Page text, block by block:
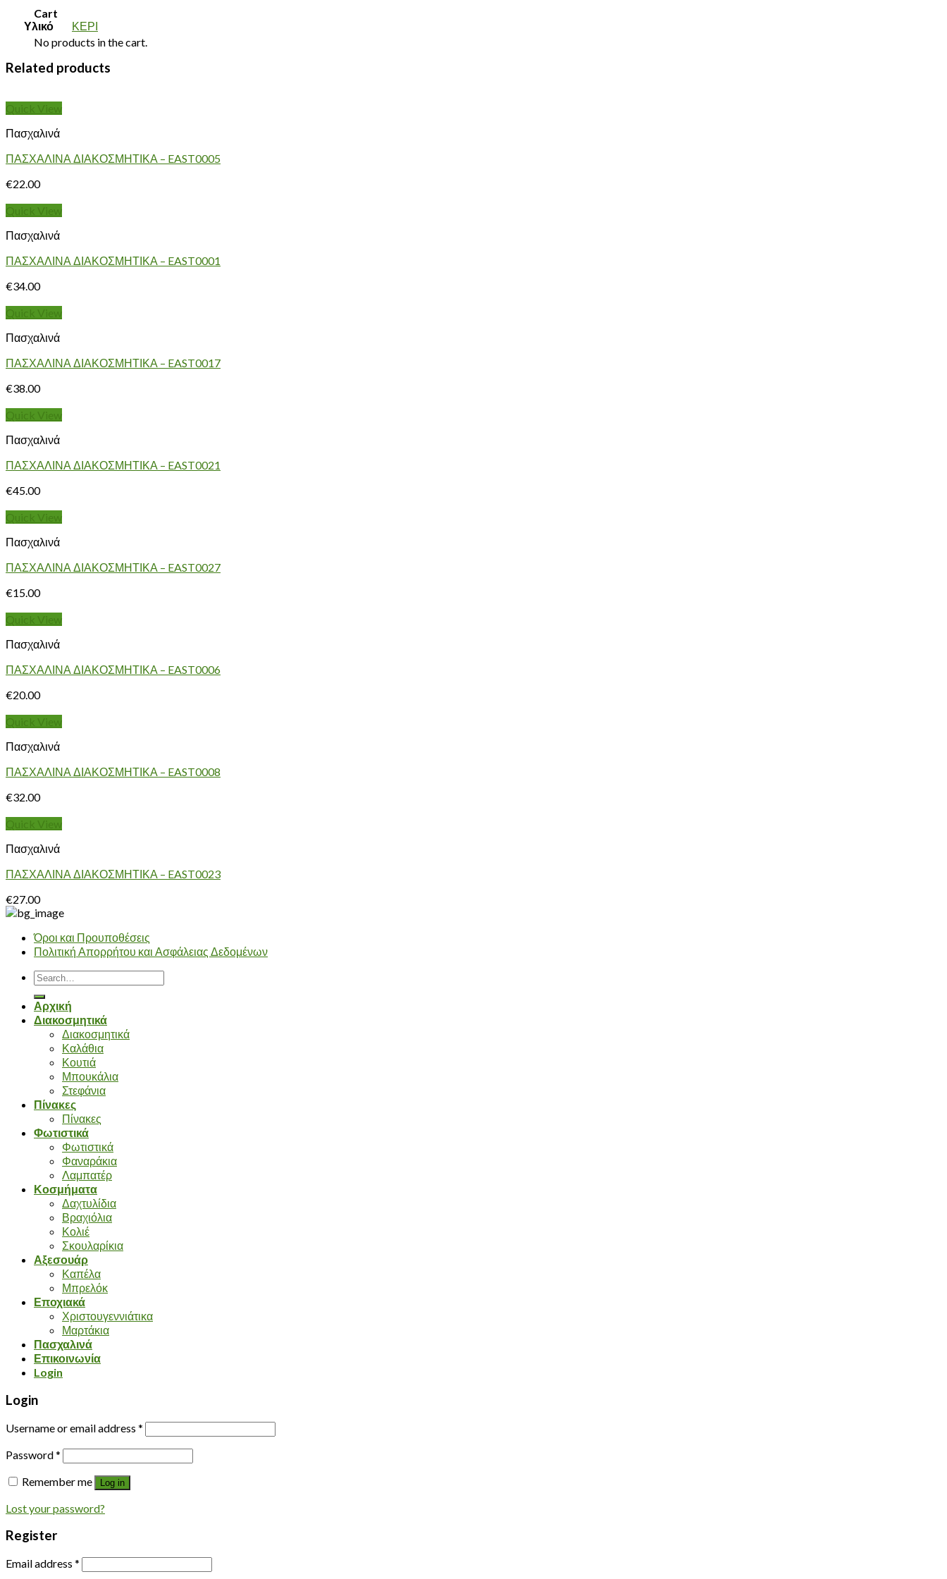
Cart
No products in the cart.
Υλικό ΚΕΡΙ
Related products
Quick View
Πασχαλινά
ΠΑΣΧΑΛΙΝΑ ΔΙΑΚΟΣΜΗΤΙΚΑ – EAST0005
€22.00
Quick View
Πασχαλινά
ΠΑΣΧΑΛΙΝΑ ΔΙΑΚΟΣΜΗΤΙΚΑ – EAST0001
€34.00
Quick View
Πασχαλινά
ΠΑΣΧΑΛΙΝΑ ΔΙΑΚΟΣΜΗΤΙΚΑ – EAST0017
€38.00
Quick View
Πασχαλινά
ΠΑΣΧΑΛΙΝΑ ΔΙΑΚΟΣΜΗΤΙΚΑ – EAST0021
€45.00
Quick View
Πασχαλινά
ΠΑΣΧΑΛΙΝΑ ΔΙΑΚΟΣΜΗΤΙΚΑ – EAST0027
€15.00
Quick View
Πασχαλινά
ΠΑΣΧΑΛΙΝΑ ΔΙΑΚΟΣΜΗΤΙΚΑ – EAST0006
€20.00
Quick View
Πασχαλινά
ΠΑΣΧΑΛΙΝΑ ΔΙΑΚΟΣΜΗΤΙΚΑ – EAST0008
€32.00
Quick View
Πασχαλινά
ΠΑΣΧΑΛΙΝΑ ΔΙΑΚΟΣΜΗΤΙΚΑ – EAST0023
€27.00
Όροι και Προυποθέσεις
Πολιτική Απορρήτου και Ασφάλειας Δεδομένων
Search
for:
Αρχική
Διακοσμητικά
Διακοσμητικά
Καλάθια
Κουτιά
Μπουκάλια
Στεφάνια
Πίνακες
Πίνακες
Φωτιστικά
Φωτιστικά
Φαναράκια
Λαμπατέρ
Κοσμήματα
Δαχτυλίδια
Βραχιόλια
Κολιέ
Σκουλαρίκια
Αξεσουάρ
Καπέλα
Μπρελόκ
Εποχιακά
Χριστουγεννιάτικα
Μαρτάκια
Πασχαλινά
Επικοινωνία
Login
Login
Username or email address *
Password*
Remember me
Log in
Lost your password?
Register
Email address *